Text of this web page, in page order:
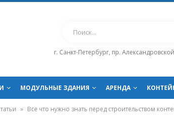
г. Санкт-Петербург, пр.
МОДУЛЬНЫЕ ЗДАНИЯ АРЕНДА
» Все что нужно знать перед строительством